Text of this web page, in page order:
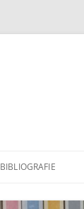
BIBLIOGRAFIE